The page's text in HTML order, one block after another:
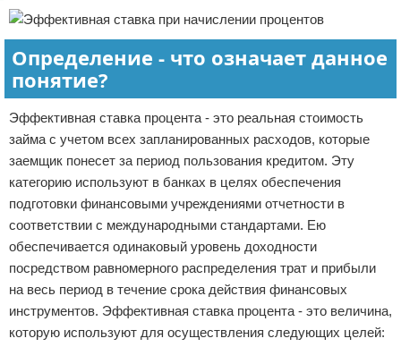
Определение - что означает данное
понятие?
Эффективная ставка процента - это реальная стоимость
займа с учетом всех запланированных расходов, которые
заемщик понесет за период пользования кредитом. Эту
категорию используют в банках в целях обеспечения
подготовки финансовыми учреждениями отчетности в
соответствии с международными стандартами. Ею
обеспечивается одинаковый уровень доходности
посредством равномерного распределения трат и прибыли
на весь период в течение срока действия финансовых
инструментов. Эффективная ставка процента - это величина,
которую используют для осуществления следующих целей: